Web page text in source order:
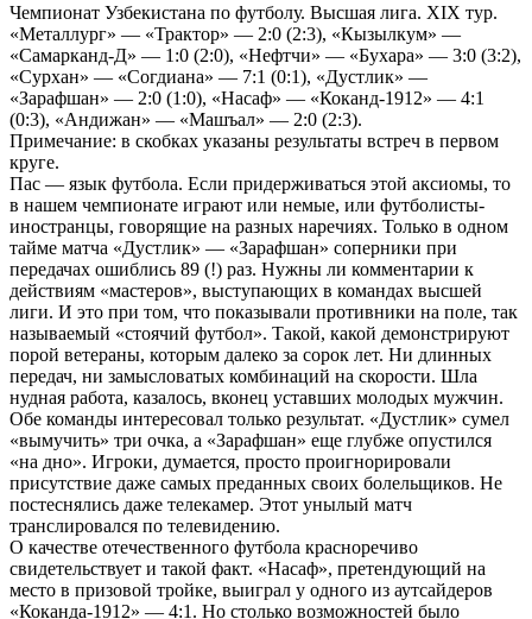
Чемпионат Узбекистана по футболу. Высшая лига. XIX тур.
«Металлург» — «Трактор» — 2:0 (2:3), «Кызылкум» —
«Самарканд-Д» — 1:0 (2:0), «Нефтчи» — «Бухара» — 3:0 (3:2),
«Сурхан» — «Согдиана» — 7:1 (0:1), «Дустлик» —
«Зарафшан» — 2:0 (1:0), «Насаф» — «Коканд-1912» — 4:1
(0:3), «Андижан» — «Машъал» — 2:0 (2:3).
Примечание: в скобках указаны результаты встреч в первом
круге.
Пас — язык футбола. Если придерживаться этой аксиомы, то
в нашем чемпионате играют или немые, или футболисты-
иностранцы, говорящие на разных наречиях. Только в одном
тайме матча «Дустлик» — «Зарафшан» соперники при
передачах ошиблись 89 (!) раз. Нужны ли комментарии к
действиям «мастеров», выступающих в командах высшей
лиги. И это при том, что показывали противники на поле, так
называемый «стоячий футбол». Такой, какой демонстрируют
порой ветераны, которым далеко за сорок лет. Ни длинных
передач, ни замысловатых комбинаций на скорости. Шла
нудная работа, казалось, вконец уставших молодых мужчин.
Обе команды интересовал только результат. «Дустлик» сумел
«вымучить» три очка, а «Зарафшан» еще глубже опустился
«на дно». Игроки, думается, просто проигнорировали
присутствие даже самых преданных своих болельщиков. Не
постеснялись даже телекамер. Этот унылый матч
транслировался по телевидению.
О качестве отечественного футбола красноречиво
свидетельствует и такой факт. «Насаф», претендующий на
место в призовой тройке, выиграл у одного из аутсайдеров
«Коканда-1912» — 4:1. Но столько возможностей было